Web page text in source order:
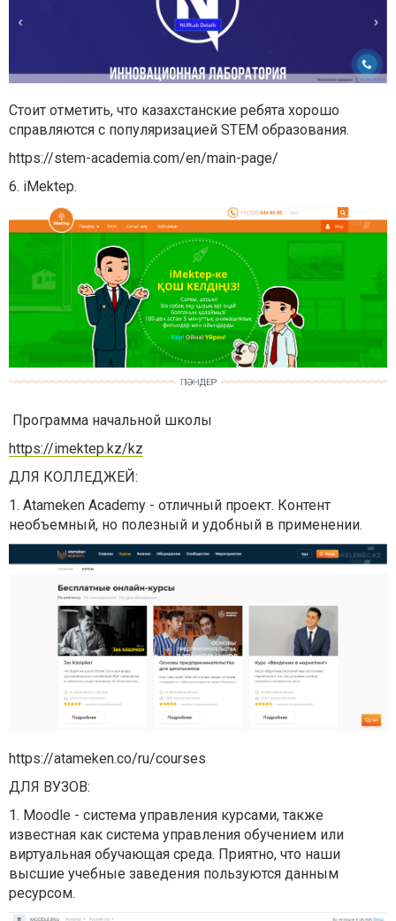
Стоит отметить, что казахстанские ребята хорошо
справляются с популяризацией STEM образования.
https://stem-academia.com/en/main-page/
6. iMektep.
Программа начальной школы
https://imektep.kz/kz
ДЛЯ КОЛЛЕДЖЕЙ:
1. Atameken Academy - отличный проект. Контент
необъемный, но полезный и удобный в применении.
https://atameken.co/ru/courses
ДЛЯ ВУЗОВ:
1. Moodle - система управления курсами, также
известная как система управления обучением или
виртуальная обучающая среда. Приятно, что наши
высшие учебные заведения пользуются данным
ресурсом.